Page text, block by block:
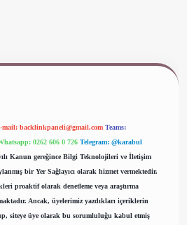
mail: backlinkpaneli@gmail.com Teams:
0262 606 0 726 Telegram: @karabul
Kanun gereğince Bilgi Teknolojileri ve İletişim
bir Yer Sağlayıcı olarak hizmet vermektedir.
proaktif olarak denetleme veya araştırma
Ancak, üyelerimiz yazdıkları içeriklerin
siteye üye olarak bu sorumluluğu kabul etmiş